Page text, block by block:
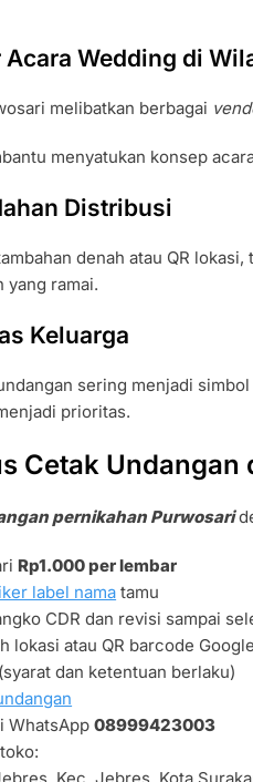
Wedding di
melibatkan berbagai
menyatukan konsep
Distribusi
denah atau QR
yang ramai.
Keluarga
sering menjadi
prioritas.
Cetak Undangan
pernikahan Purwosari
Rp1.000 per lembar
label nama tamu
CDR dan revisi sampai
lokasi atau QR barcode
dan ketentuan berlaku)
WhatsApp08999423003
Kec. Jebres, Kota